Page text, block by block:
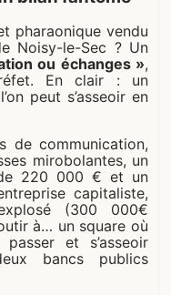
pharaonique vendu
Noisy-le-Sec ? Un
ou échanges »,
En clair : un
peut s’asseoir en
de communication,
mirobolantes, un
220 000 € et un
capitaliste,
(300 000€
à… un square où
et s’asseoir
bancs publics